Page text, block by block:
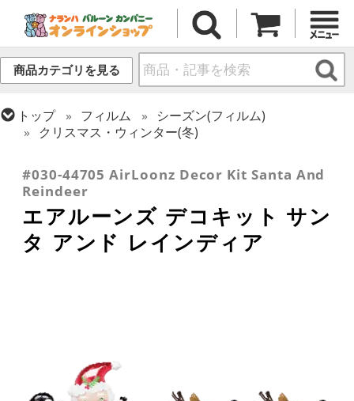
商品カテゴリを見る
トップ フィルム
シーズン(フィルム)
クリスマス・ウィンター(冬)
エアー・スタンディング(空気自立型) バルーン
#030-44705 AirLoonz Decor Kit Santa And
Reindeer
エアルーンズ デコキット サン
タ アンド レインディア